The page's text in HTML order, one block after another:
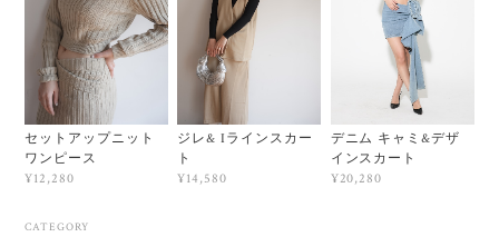
セットアップニット
ワンピース
¥12,280
ジレ& Iラインスカー
ト
¥14,580
デニム キャミ&デザ
インスカート
¥20,280
CATEGORY